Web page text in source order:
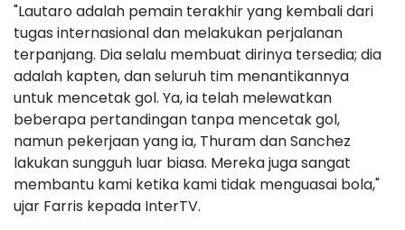
"Lautaro adalah pemain terakhir yang kembali dari
tugas internasional dan melakukan perjalanan
terpanjang. Dia selalu membuat dirinya tersedia; dia
adalah kapten, dan seluruh tim menantikannya
untuk mencetak gol. Ya, ia telah melewatkan
beberapa pertandingan tanpa mencetak gol,
namun pekerjaan yang ia, Thuram dan Sanchez
lakukan sungguh luar biasa. Mereka juga sangat
membantu kami ketika kami tidak menguasai bola,"
ujar Farris kepada InterTV.